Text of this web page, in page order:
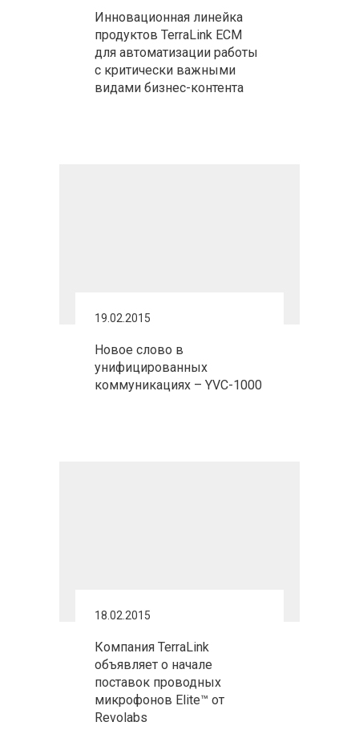
Инновационная линейка
продуктов TerraLink ECM
для автоматизации работы
с критически важными
видами бизнес-контента
19.02.2015
Новое слово в
унифицированных
коммуникациях – YVC-1000
18.02.2015
Компания TerraLink
объявляет о начале
поставок проводных
микрофонов Elite™ от
Revolabs